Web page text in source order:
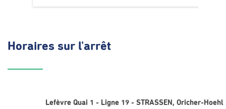
Horaires sur l'arrêt
Lefèvre Quai 1 - Ligne 19 - STRASSEN, Oricher-Hoehl